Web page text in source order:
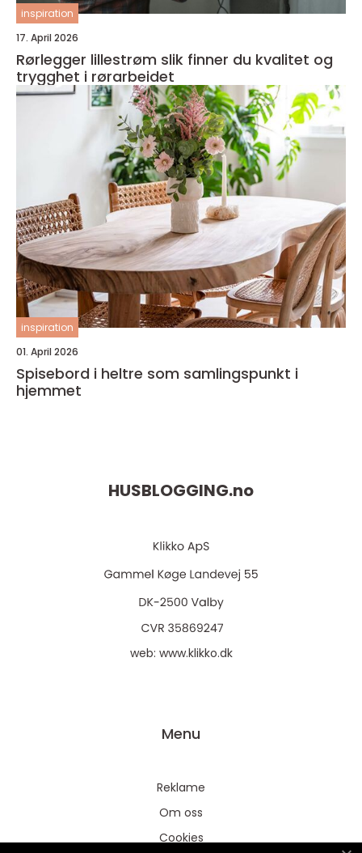
inspiration
17. April 2026
Rørlegger lillestrøm slik finner du kvalitet og
trygghet i rørarbeidet
inspiration
01. April 2026
Spisebord i heltre som samlingspunkt i
hjemmet
HUSBLOGGING.no
web: www.klikko.dk
Menu
Reklame
Om oss
Cookies